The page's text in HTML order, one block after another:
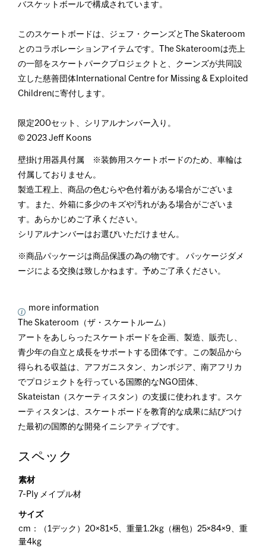
バスケットボールで構成されています。
このスケートボードは、ジェフ・クーンズとThe Skateroom
とのコラボレーションアイテムです。The Skateroomは売上
の一部をスケートパークプロジェクトと、クーンズが共同設
立した慈善団体International Centre for Missing & Exploited
Childrenに寄付します。
限定200セット、シリアルナンバー入り。
© 2023 Jeff Koons
壁掛け用器具付属 ※装飾用スケートボードのため、車輪は
付属しておりません。
製造工程上、商品の色むらや色付着がある場合がございま
す。また、外箱に多少のキズや汚れがある場合がございま
す。あらかじめご了承ください。
シリアルナンバーはお選びいただけません。
※商品パッケージは商品保護の為の物です。 パッケージダメ
ージによる交換は致しかねます。予めご了承ください。
more information
The Skateroom（ザ・スケートルーム）
アートをあしらったスケートボードを企画、製造、販売し、
青少年の自立と成長をサポートする団体です。この製品から
得られる収益は、アフガニスタン、カンボジア、南アフリカ
でプロジェクトを行っている国際的なNGO団体、
Skateistan（スケーティスタン）の支援に使われます。スケ
ーティスタンは、スケートボードを教育的な成果に結びつけ
た最初の国際的な開発イニシアティブです。
スペック
素材
7-Ply メイプル材
サイズ
cm：（1デック）20×81×5、重量1.2kg（梱包）25×84×9、重
量4kg